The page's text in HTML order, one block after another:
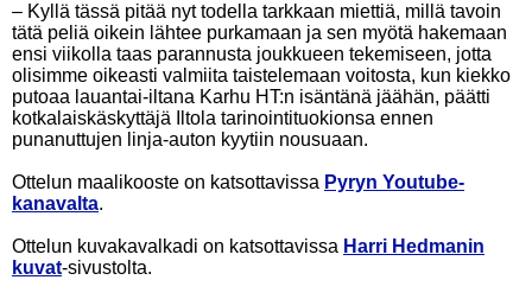
– Kyllä tässä pitää nyt todella tarkkaan miettiä, millä tavoin
tätä peliä oikein lähtee purkamaan ja sen myötä hakemaan
ensi viikolla taas parannusta joukkueen tekemiseen, jotta
olisimme oikeasti valmiita taistelemaan voitosta, kun kiekko
putoaa lauantai-iltana Karhu HT:n isäntänä jäähän, päätti
kotkalaiskäskyttäjä Iltola tarinointituokionsa ennen
punanuttujen linja-auton kyytiin nousuaan.
Ottelun maalikooste on katsottavissa Pyryn Youtube-
kanavalta.
Ottelun kuvakavalkadi on katsottavissa Harri Hedmanin
kuvat-sivustolta.